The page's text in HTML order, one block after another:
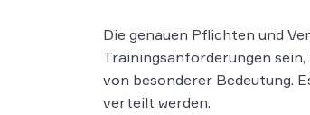
Die genauen Pflichten und
Trainingsanforderungen
von besonderer Bedeutung.
verteilt werden.